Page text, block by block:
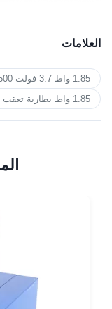
العلامات
1.85 واط 3.7 فولت 500 مللي أمبير بطارية ليبو
1.85 واط بطارية تعقب GPS